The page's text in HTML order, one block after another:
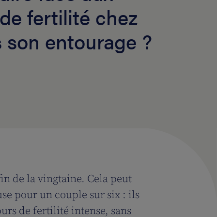
fertilité chez
entourage ?
de la vingtaine. Cela peut
pour un couple sur six : ils
de fertilité intense, sans